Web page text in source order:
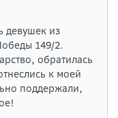
девушек из
149/2.
обратилась
к моей
поддержали,